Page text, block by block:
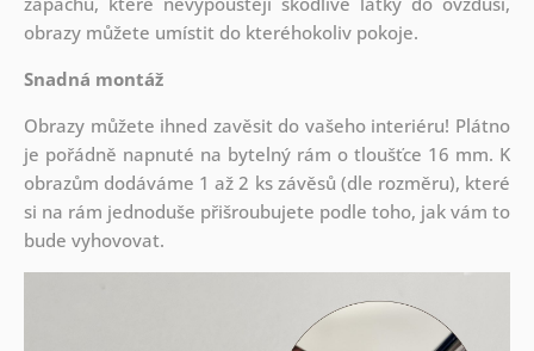
obrazy můžete umístit do kteréhokoliv pokoje.
Snadná montáž
Obrazy můžete ihned zavěsit do vašeho interiéru! Plátno
je pořádně napnuté na bytelný rám o tloušťce 16 mm. K
obrazům dodáváme 1 až 2 ks závěsů (dle rozměru), které
si na rám jednoduše přišroubujete podle toho, jak vám to
bude vyhovovat.